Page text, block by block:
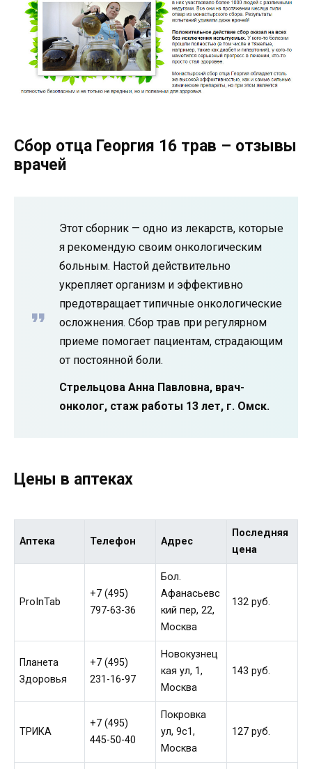
Сбор отца Георгия 16 трав – отзывы
врачей
Этот сборник — одно из лекарств, которые
я рекомендую своим онкологическим
больным. Настой действительно
укрепляет организм и эффективно
предотвращает типичные онкологические
осложнения. Сбор трав при регулярном
приеме помогает пациентам, страдающим
от постоянной боли.
Стрельцова Анна Павловна, врач-
онколог, стаж работы 13 лет, г. Омск.
Цены в аптеках
Аптека Телефон Адрес
Последняя
цена
ProInTab
+7 (495)
797-63-36
Бол.
Афанасьевс
кий пер, 22,
Москва
132 руб.
Планета
Здоровья
+7 (495)
231-16-97
Новокузнец
кая ул, 1,
Москва
143 руб.
ТРИКА
+7 (495)
445-50-40
Покровка
ул, 9с1,
Москва
127 руб.